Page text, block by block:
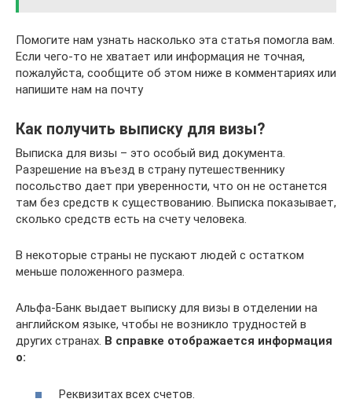
Помогите нам узнать насколько эта статья помогла вам.
Если чего-то не хватает или информация не точная,
пожалуйста, сообщите об этом ниже в комментариях или
напишите нам на почту
Как получить выписку для визы?
Выписка для визы – это особый вид документа.
Разрешение на въезд в страну путешественнику
посольство дает при уверенности, что он не останется
там без средств к существованию. Выписка показывает,
сколько средств есть на счету человека.
В некоторые страны не пускают людей с остатком
меньше положенного размера.
Альфа-Банк выдает выписку для визы в отделении на
английском языке, чтобы не возникло трудностей в
других странах. В справке отображается информация
о:
Реквизитах всех счетов.